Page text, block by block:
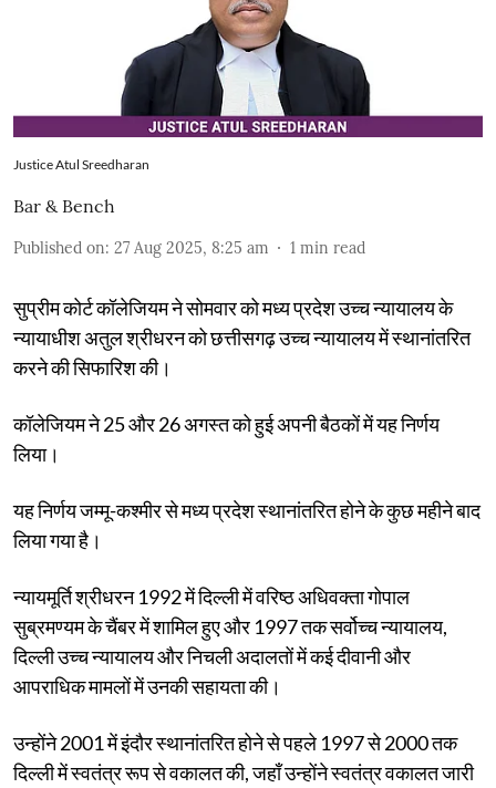
Justice Atul Sreedharan
Bar & Bench
Published on: 27 Aug 2025, 8:25 am 1 min read
सुप्रीम कोर्ट कॉलेजियम ने सोमवार को मध्य प्रदेश उच्च न्यायालय के
न्यायाधीश अतुल श्रीधरन को छत्तीसगढ़ उच्च न्यायालय में स्थानांतरित
करने की सिफारिश की।
कॉलेजियम ने 25 और 26 अगस्त को हुई अपनी बैठकों में यह निर्णय
लिया।
यह निर्णय जम्मू-कश्मीर से मध्य प्रदेश स्थानांतरित होने के कुछ महीने बाद
लिया गया है।
न्यायमूर्ति श्रीधरन 1992 में दिल्ली में वरिष्ठ अधिवक्ता गोपाल
सुब्रमण्यम के चैंबर में शामिल हुए और 1997 तक सर्वोच्च न्यायालय,
दिल्ली उच्च न्यायालय और निचली अदालतों में कई दीवानी और
आपराधिक मामलों में उनकी सहायता की।
उन्होंने 2001 में इंदौर स्थानांतरित होने से पहले 1997 से 2000 तक
दिल्ली में स्वतंत्र रूप से वकालत की, जहाँ उन्होंने स्वतंत्र वकालत जारी